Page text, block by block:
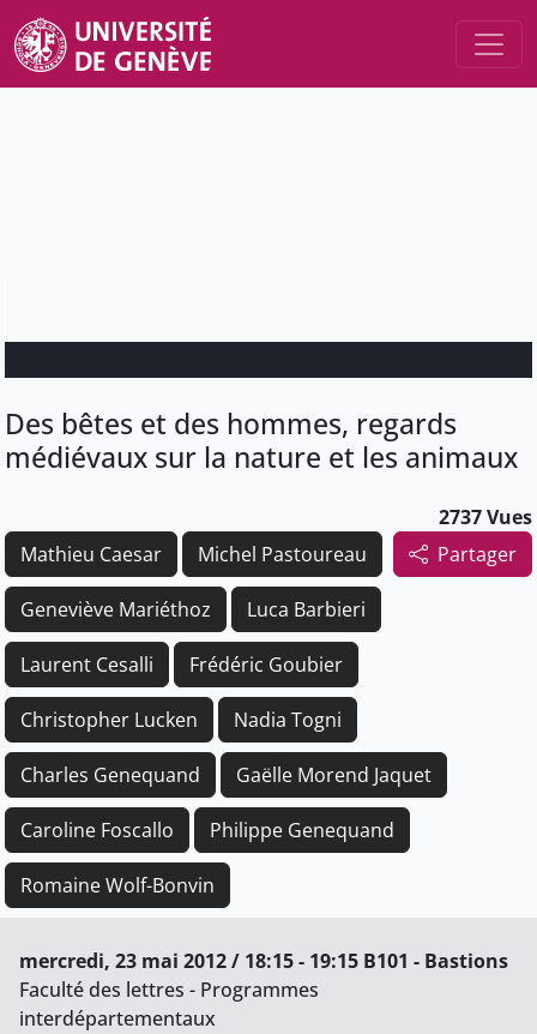
Des bêtes et des hommes, regards
médiévaux sur la nature et les animaux
2737 Vues
Partager
Mathieu Caesar Michel Pastoureau
Geneviève Mariéthoz Luca Barbieri
Laurent Cesalli Frédéric Goubier
Christopher Lucken Nadia Togni
Charles Genequand Gaëlle Morend Jaquet
Caroline Foscallo Philippe Genequand
Romaine Wolf-Bonvin
mercredi, 23 mai 2012 / 18:15 - 19:15 B101 - Bastions
Faculté des lettres - Programmes
interdépartementaux